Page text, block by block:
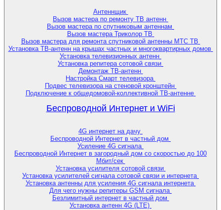
Антеннщик
Вызов мастера по ремонту ТВ антенн
Вызов мастера по спутниковым антеннам
Вызов мастера Триколор ТВ
Вызов мастера для ремонта спутниковой антенны МТС ТВ
Установка ТВ-антенн на крышах частных и многоквартирных домов
Установка телевизионных антенн
Установка репитера сотовой связи
Демонтаж ТВ-антенн
Настройка Смарт телевизора
Подвес телевизора на стеновой кронштейн
Подключение к общедомовой-коллективной ТВ-антенне
Беспроводной Интернет и WiFi
4G интернет на дачу
Беспроводной Интернет в частный дом
Усиление 4G сигнала
Беспроводной Интернет в загородный дом со скоростью до 100
Мбит/сек
Установка усилителя сотовой связи
Установка усилителей сигнала сотовой связи и интернета
Установка антенны для усиления 4G сигнала интернета
Для чего нужны репитеры GSM сигнала
Безлимитный интернет в частный дом
Установка антенн 4G (LTE)